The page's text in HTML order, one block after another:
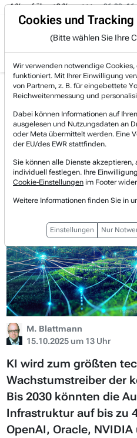
% auf über +3 %. 06.08. 16:49
Gratis Account Login
Jetzt registrieren und
Bereits bei TraderFox
Home Börsen-Nachrichten
Infineon: Der heimliche
Infineon
Infineon: Der
im KI-
M. Blattmann
15.10.2025 um 13 Uhr
KI wird zum größten
Wachstumstreiber der
Bis 2030 könnten die
Infrastruktur auf bis zu
OpenAI, Oracle,
Cookies und
(Bitte wählen Sie Ihre
Wir verwenden notwendige
funktioniert. Mit Ihrer Einwilligung
von Partnern, z. B. für eingebettete
Reichweitenmessung und
Dabei können Informationen auf
ausgelesen und Nutzungsdaten an
oder Meta übermittelt werden. Eine
der EU/des EWR stattfinden.
Sie können alle Dienste akzeptieren,
individuell festlegen. Ihre
Cookie-Einstellungen im Footer
Weitere Informationen finden Sie in
Einstellungen Nur